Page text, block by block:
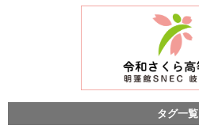
タグ一覧